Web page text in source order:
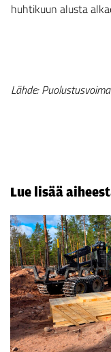
huhtikuun alusta
Lähde:
Lue lisää